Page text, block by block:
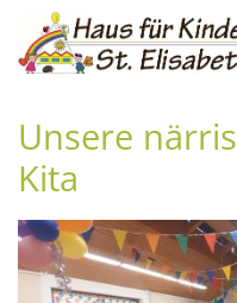
Zum Inhalt springen
Unsere
Kita